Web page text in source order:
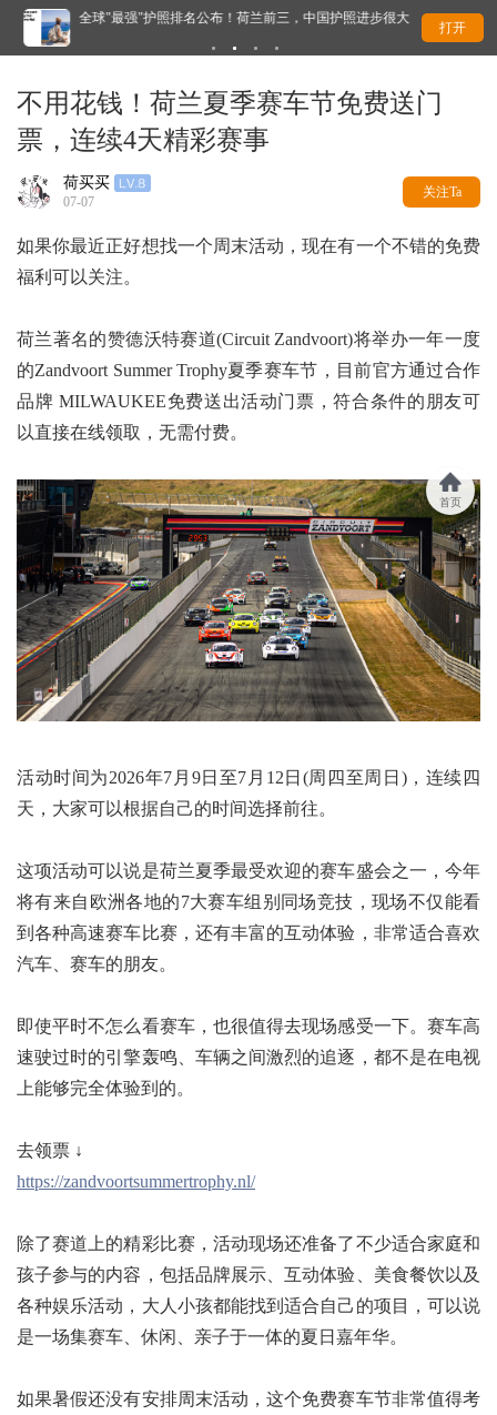
全球"最强"护照排名公布！荷兰前三，中国护照进步很大 荷
打开
不用花钱！荷兰夏季赛车节免费送门
票，连续4天精彩赛事
荷买买
07-07
关注Ta
如果你最近正好想找一个周末活动，现在有一个不错的免费
福利可以关注。
荷兰著名的赞德沃特赛道(Circuit Zandvoort)将举办一年一度
的Zandvoort Summer Trophy夏季赛车节，目前官方通过合作
品牌 MILWAUKEE免费送出活动门票，符合条件的朋友可
以直接在线领取，无需付费。
活动时间为2026年7月9日至7月12日(周四至周日)，连续四
天，大家可以根据自己的时间选择前往。
这项活动可以说是荷兰夏季最受欢迎的赛车盛会之一，今年
将有来自欧洲各地的7大赛车组别同场竞技，现场不仅能看
到各种高速赛车比赛，还有丰富的互动体验，非常适合喜欢
汽车、赛车的朋友。
即使平时不怎么看赛车，也很值得去现场感受一下。赛车高
速驶过时的引擎轰鸣、车辆之间激烈的追逐，都不是在电视
上能够完全体验到的。
去领票 ↓
https://zandvoortsummertrophy.nl/
除了赛道上的精彩比赛，活动现场还准备了不少适合家庭和
孩子参与的内容，包括品牌展示、互动体验、美食餐饮以及
各种娱乐活动，大人小孩都能找到适合自己的项目，可以说
是一场集赛车、休闲、亲子于一体的夏日嘉年华。
如果暑假还没有安排周末活动，这个免费赛车节非常值得考
首页